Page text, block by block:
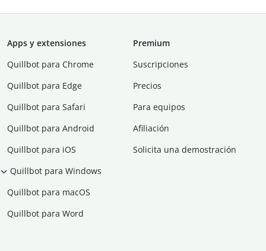
Apps y extensiones
Quillbot para Chrome
Quillbot para Edge
Quillbot para Safari
Quillbot para Android
Quillbot para iOS
Quillbot para Windows
Quillbot para macOS
Quillbot para Word
Premium
Suscripciones
Precios
Para equipos
Afiliación
Solicita una demostración